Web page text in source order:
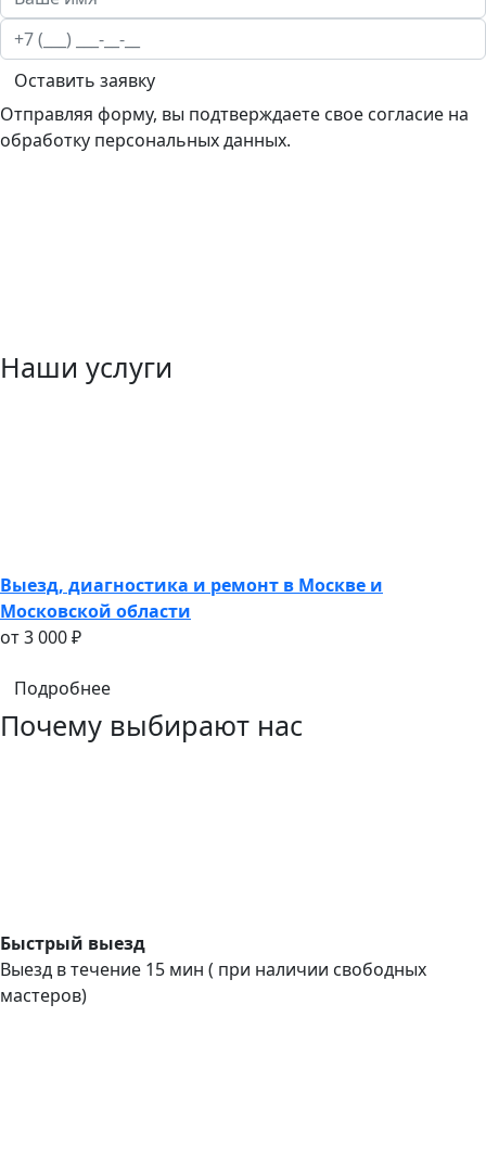
Оставить заявку
Отправляя форму, вы подтверждаете свое согласие на
обработку персональных данных.
Наши услуги
Выезд, диагностика и ремонт в Москве и
Московской области
oт 3 000 ₽
Подробнее
Почему выбирают нас
Быстрый выезд
Выезд в течение 15 мин ( при наличии свободных
мастеров)